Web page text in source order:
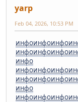
yarp
Feb 04, 2026, 10:53 PM
инфоинфоинфо
инфоинфоинфо
инфо
инфоинфоинфо
инфоинфоинфо
инфо
инфоинфоинфо